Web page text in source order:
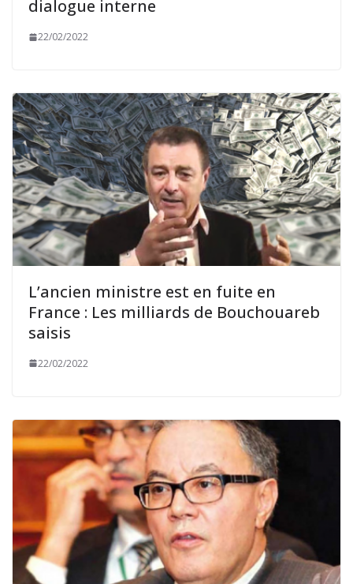
dialogue interne
22/02/2022
L’ancien ministre est en fuite en
France : Les milliards de Bouchouareb
saisis
22/02/2022